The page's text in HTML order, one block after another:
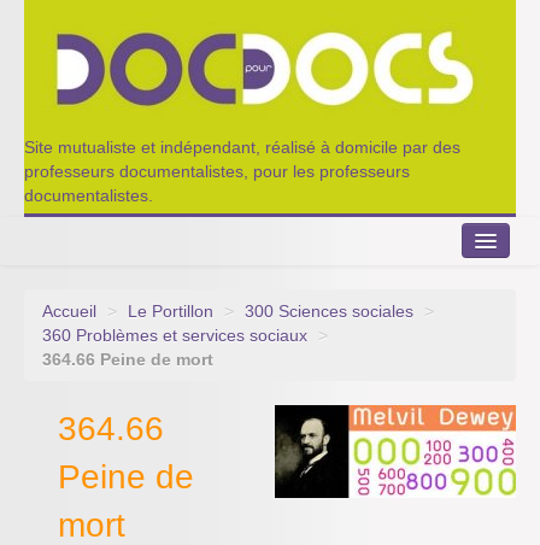
Site mutualiste et indépendant, réalisé à domicile par des
professeurs documentalistes, pour les professeurs
documentalistes.
Le Portillon
Appel à contribution
Nos outils de partage
Qui sommes-nous ?
Accueil > Le Portillon > 300 Sciences sociales
>
360 Problèmes et services sociaux
>
364.66 Peine de mort
364.66
Peine de
mort